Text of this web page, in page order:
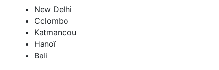
New Delhi
Colombo
Katmandou
Hanoï
Bali